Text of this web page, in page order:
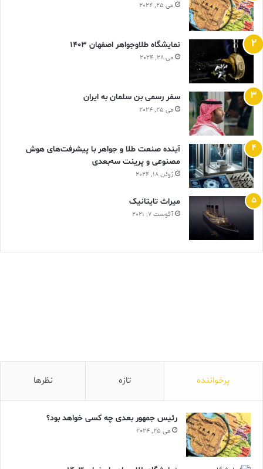
می 25, 2024
نمایشگاه طلاوجواهر اصفهان 1403
می 28, 2024
سفر رسمی بن سلمان به ایران
می 25, 2024
آینده صنعت طلا و جواهر با پیشرفت‌های هوش
مصنوعی و پرینت سه‌بعدی
ژوئن 18, 2024
ميراث تايتانيک
آگوست 7, 2021
پرخواننده تازه نظرها
رئیس جمهور بعدی چه کسی خواهد بود؟
می 25, 2024